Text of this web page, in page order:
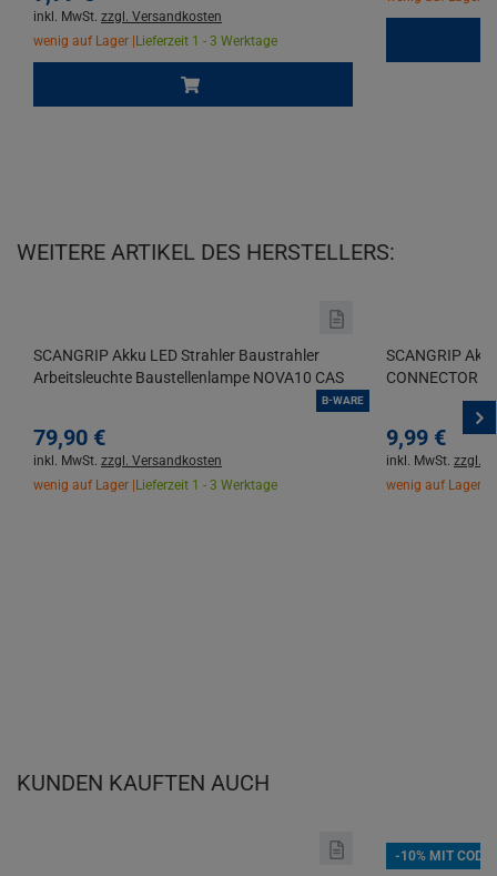
inkl. MwSt. zzgl. Versandkosten
wenig auf Lager | Lieferzeit 1 - 3 Werktage
WEITERE ARTIKEL DES HERSTELLERS:
B-WARE
SCANGRIP Akku LED Strahler Baustrahler
Arbeitsleuchte Baustellenlampe NOVA10 CAS
79,90 €
inkl. MwSt. zzgl. Versandkosten
wenig auf Lager | Lieferzeit 1 - 3 Werktage
SCANGRIP
CONNECTOR
9,99 €
inkl. MwSt. zzgl.
wenig auf Lager |
KUNDEN KAUFTEN AUCH
-10% MIT CODE: